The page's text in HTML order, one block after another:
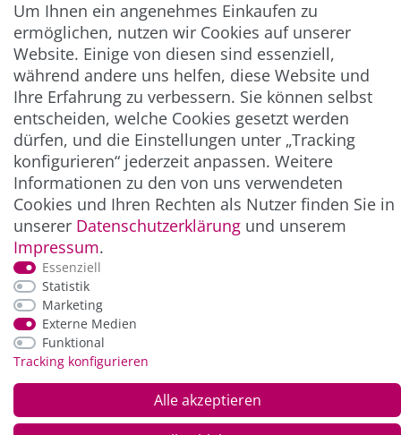
KUNDENSERVICE
UNTERNEHMEN & SERVICE
INFORMATION
NEWSLETTER
ZAHLUNG & VERSAND
*Alle Preise inkl. der gesetzl. MwSt. zzgl.Service-
und Versandkosten
Um Ihnen ein angenehmes Einkaufen zu
ermöglichen, nutzen wir Cookies auf unserer
Website. Einige von diesen sind essenziell,
während andere uns helfen, diese Website und
Ihre Erfahrung zu verbessern. Sie können selbst
entscheiden, welche Cookies gesetzt werden
dürfen, und die Einstellungen unter „Tracking
konfigurieren“ jederzeit anpassen. Weitere
Informationen zu den von uns verwendeten
Cookies und Ihren Rechten als Nutzer finden Sie in
unserer Daten­schutz­erklärung und unserem
Impressum.
Essenziell
Statistik
Marketing
Externe Medien
Funktional
Tracking konfigurieren
Alle akzeptieren